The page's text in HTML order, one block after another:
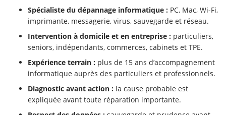
Spécialiste du dépannage informatique : PC, Mac, Wi-Fi,
imprimante, messagerie, virus, sauvegarde et réseau.
Intervention à domicile et en entreprise : particuliers,
seniors, indépendants, commerces, cabinets et TPE.
Expérience terrain : plus de 15 ans d’accompagnement
informatique auprès des particuliers et professionnels.
Diagnostic avant action : la cause probable est
expliquée avant toute réparation importante.